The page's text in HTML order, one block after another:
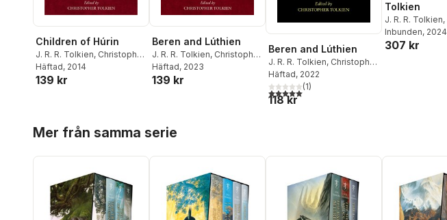
Children of Húrin
J. R. R. Tolkien, Christopher
Tolkien
Häftad, 2014
139 kr
Beren and Lúthien
J. R. R. Tolkien, Christopher
Tolkien
Häftad, 2023
139 kr
Beren and Lúthien
J. R. R. Tolkien, Christopher
Tolkien
Häftad, 2022
5,0utav 5 stjärnor. Totalt antal röster:
(1)
118 kr
Tolkien
J. R. R. Tolkien,
Tolkien
Inbunden, 2024
307 kr
Mer från samma serie